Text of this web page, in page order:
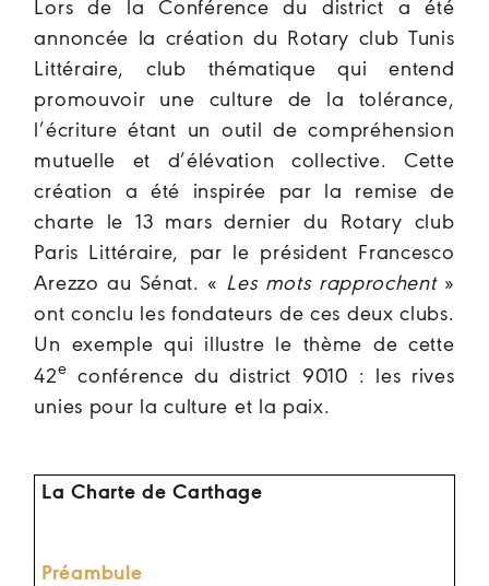
Lors de la Conférence du district a été
annoncée la création du Rotary club Tunis
Littéraire, club thématique qui entend
promouvoir une culture de la tolérance,
l’écriture étant un outil de compréhension
mutuelle et d’élévation collective. Cette
création a été inspirée par la remise de
charte le 13 mars dernier du Rotary club
Paris Littéraire, par le président Francesco
Arezzo au Sénat. « Les mots rapprochent»
ont conclu les fondateurs de ces deux clubs.
Un exemple qui illustre le thème de cette
42e conférence du district 9010 : les rives
unies pour la culture et la paix.
La Charte de Carthage
Préambule